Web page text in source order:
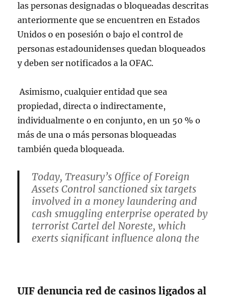
las personas designadas o bloqueadas descritas
anteriormente que se encuentren en Estados
Unidos o en posesión o bajo el control de
personas estadounidenses quedan bloqueados
y deben ser notificados a la OFAC.
Asimismo, cualquier entidad que sea
propiedad, directa o indirectamente,
individualmente o en conjunto, en un 50 % o
más de una o más personas bloqueadas
también queda bloqueada.
Today, Treasury’s Office of Foreign
Assets Control sanctioned six targets
involved in a money laundering and
cash smuggling enterprise operated by
terrorist Cartel del Noreste, which
exerts significant influence along the
— Treasury Department
UIF denuncia red de casinos ligados al